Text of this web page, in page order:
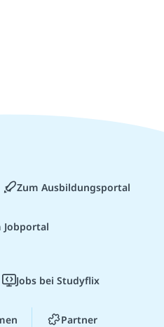
Zum Ausbildungsportal
Jobportal
Jobs bei Studyflix
Partner